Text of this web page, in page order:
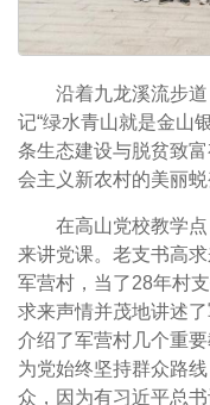
沿着九龙溪流步
记“绿水青山就是金山
条生态建设与脱贫致
会主义新农村的美丽蜕
在高山党校教学
来讲党课。老支书高
军营村，当了28年村
求来声情并茂地讲述
介绍了军营村几个重
为党始终坚持群众路
众，因为有习近平总